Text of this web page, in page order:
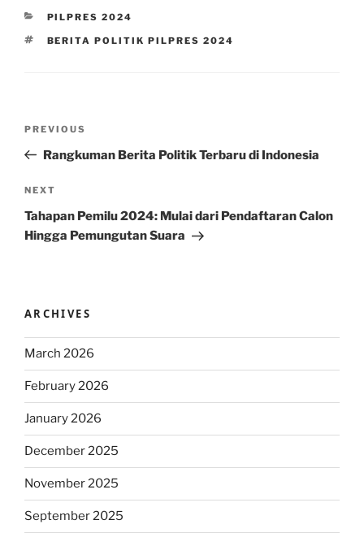
CATEGORIES
PILPRES 2024
TAGS
BERITA POLITIK PILPRES 2024
Previous
Post
PREVIOUS
Rangkuman Berita Politik Terbaru di Indonesia
Next
Post
NEXT
Tahapan Pemilu 2024: Mulai dari Pendaftaran Calon
Hingga Pemungutan Suara
ARCHIVES
March 2026
February 2026
January 2026
December 2025
November 2025
September 2025